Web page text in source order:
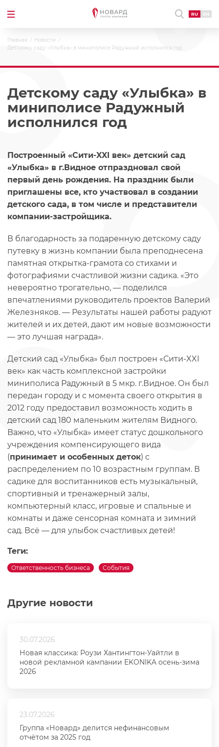
RU EN
Главная
Новости
Детскому саду «Улыбка» в миниполисе Радужный исполнился год
Детскому саду «Улыбка» в
миниполисе Радужный
исполнился год
Другие новости
30.07.2026
Новая классика: Роузи Хантингтон-Уайтли в
новой рекламной кампании EKONIKA осень-зима
2026
23.07.2026
Группа «Новард» делится нефинансовым
отчётом за 2025 год
Построенный «Сити-XXI век» детский сад
«Улыбка» в г.Видное отпраздновал свой
первый день рождения. На праздник были
приглашены все, кто участвовал в создании
детского сада, в том числе и представители
компании-застройщика.
В благодарность за подаренную детскому саду
путевку в жизнь компании была преподнесена
памятная открытка-грамота со стихами и
фотографиями счастливой жизни садика. «Это
невероятно трогательно, — поделился
впечатлениями руководитель проектов Валерий
Железняков. — Результаты нашей работы радуют
жителей и их детей, дают им новые возможности
— это лучшая награда».
Детский сад «Улыбка» был построен «Сити-XXI
век» как часть комплексной застройки
миниполиса Радужный в 5 мкр. г.Видное. Он был
передан городу и с момента своего открытия в
2012 году предоставил возможность ходить в
детский сад 180 маленьким жителям Видного.
Важно, что «Улыбка» имеет статус дошкольного
учреждения компенсирующего вида
(принимает и особенных деток) с
распределением по 10 возрастным группам. В
садике для воспитанников есть музыкальный,
спортивный и тренажерный залы,
компьютерный класс, игровые и спальные и
комнаты и даже сенсорная комната и зимний
сад. Всё — для улыбок счастливых детей!
Теги:
Ответственность бизнеса События